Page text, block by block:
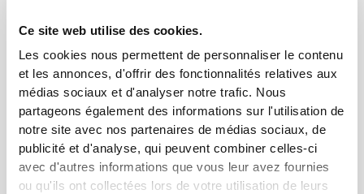
Ce site web utilise des cookies.
Les cookies nous permettent de personnaliser le contenu
et les annonces, d'offrir des fonctionnalités relatives aux
médias sociaux et d'analyser notre trafic. Nous
partageons également des informations sur l'utilisation de
notre site avec nos partenaires de médias sociaux, de
publicité et d'analyse, qui peuvent combiner celles-ci
avec d'autres informations que vous leur avez fournies
ou qu'ils ont collectées lors de votre utilisation de leurs